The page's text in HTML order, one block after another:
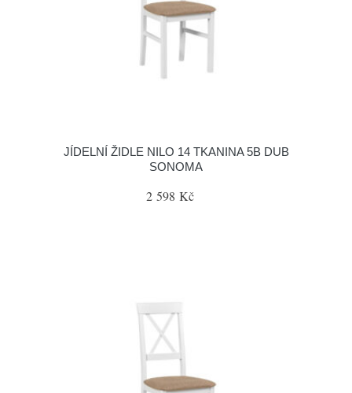
JÍDELNÍ ŽIDLE NILO 14 TKANINA 5B DUB
SONOMA
2 598 Kč